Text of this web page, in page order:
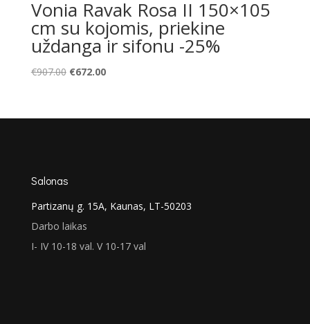
Vonia Ravak Rosa II 150×105
cm su kojomis, priekine
uždanga ir sifonu -25%
€907.00 Original
€907.00.
€672.00Current
€672.00.
Salonas
Partizanų g. 15A, Kaunas, LT-50203
Darbo laikas
I- IV 10-18 val. V 10-17 val